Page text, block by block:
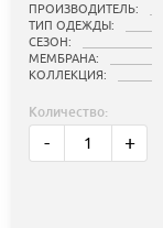
ПРОИЗВОДИТЕЛЬ:
ТИП ОДЕЖДЫ:
СЕЗОН:
МЕМБРАНА:
КОЛЛЕКЦИЯ:
Количество:
- +